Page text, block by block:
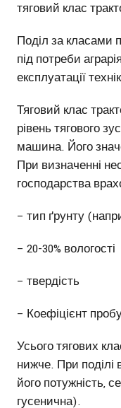
тяговий клас
Поділ за класами
під потреби
експлуатації
Тяговий клас
рівень тягового
машина. Його
При визначенні
господарства
– тип ґрунту
– 20-30% вологості
– твердість
– Коефіцієнт
Усього тягових
нижче. При поділі
його потужність,
гусенична).